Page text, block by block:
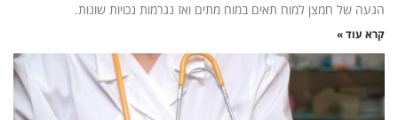
הגעה של חמצן למוח תאים במוח מתים ואז נגרמות נכויות שונות.
קרא עוד »